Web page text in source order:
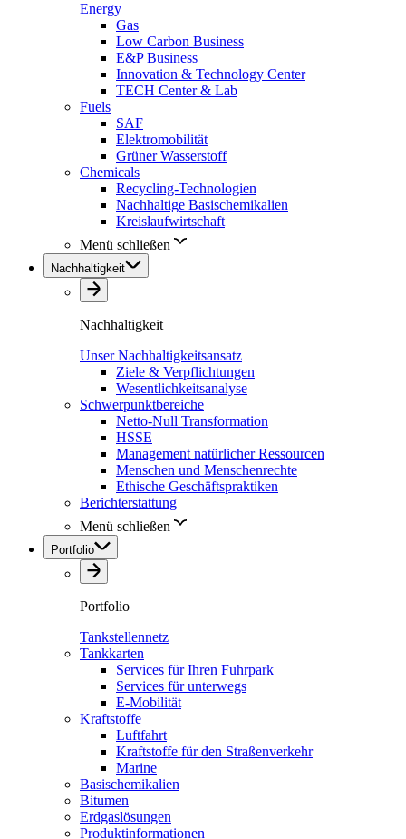
Energy
Gas
Low Carbon Business
E&P Business
Innovation & Technology Center
TECH Center & Lab
Fuels
SAF
Elektromobilität
Grüner Wasserstoff
Chemicals
Recycling-Technologien
Nachhaltige Basischemikalien
Kreislaufwirtschaft
Menü schließen
Nachhaltigkeit
Nachhaltigkeit
Unser Nachhaltigkeitsansatz
Ziele & Verpflichtungen
Wesentlichkeitsanalyse
Schwerpunktbereiche
Netto-Null Transformation
HSSE
Management natürlicher Ressourcen
Menschen und Menschenrechte
Ethische Geschäftspraktiken
Berichterstattung
Menü schließen
Portfolio
Portfolio
Tankstellennetz
Tankkarten
Services für Ihren Fuhrpark
Services für unterwegs
E-Mobilität
Kraftstoffe
Luftfahrt
Kraftstoffe für den Straßenverkehr
Marine
Basischemikalien
Bitumen
Erdgaslösungen
Produktinformationen